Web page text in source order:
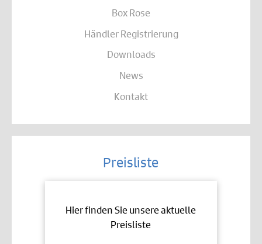
Box Rose
Händler Registrierung
Downloads
News
Kontakt
Preisliste
Hier finden Sie unsere aktuelle
Preisliste